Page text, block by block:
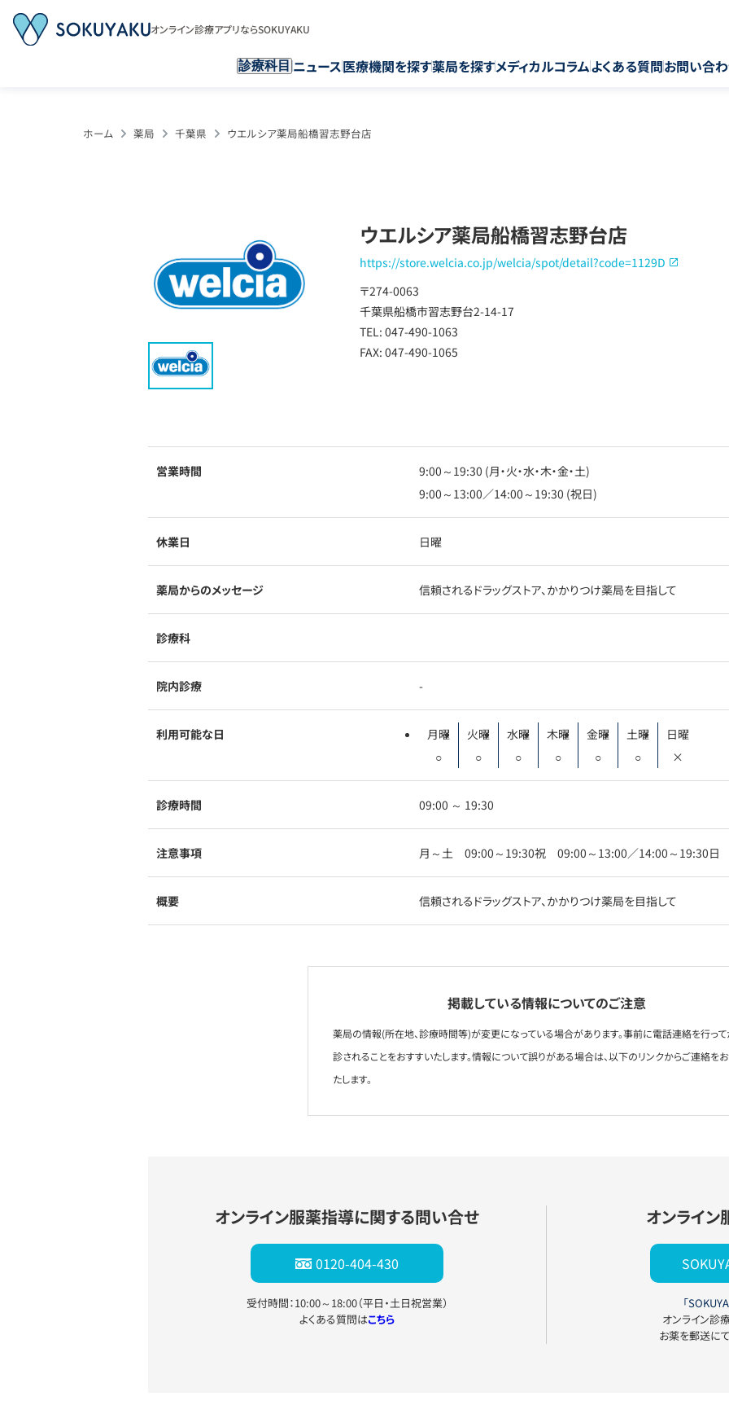
オンライン診療アプリならSOKUYAKU
診療科目 ニュース医療機関を探す薬局を探すメディカルコラムよくある質問お問い合
ホーム 薬局 千葉県 ウエルシア薬局船橋習志野台店
ウエルシア薬局船橋習志野台店
https://store.welcia.co.jp/welcia/spot/detail?code=1129D
〒274-0063
千葉県船橋市習志野台2-14-17
TEL: 047-490-1063
FAX: 047-490-1065
営業時間
9:00～19:30 (月・火・水・木・金・土)
9:00～13:00／14:00～19:30 (祝日)
休業日 日曜
薬局からのメッセージ 信頼されるドラッグストア、かかりつけ薬局を目指して
診療科
院内診療 -
利用可能な日
月曜
○
火曜
○
水曜
○
木曜
○
金曜
○
土曜
○
日曜
×
診療時間 09:00 ～ 19:30
注意事項 月～土 09:00～19:30祝 09:00～13:00／14:00～19:30日
概要 信頼されるドラッグストア、かかりつけ薬局を目指して
掲載している情報についてのご注意
薬局の情報(所在地、診療時間等)が変更になっている場合があります。事前に電話連絡を行っ
診されることをおすすいたします。情報について誤りがある場合は、以下のリンクからご連絡を
たします。
オンライン服薬指導に関する問い合せ
0120-404-430
受付時間：10:00～18:00（平日・土日祝営業）
よくある質問はこちら
オンライ
「
オンライン診
お薬を郵送に